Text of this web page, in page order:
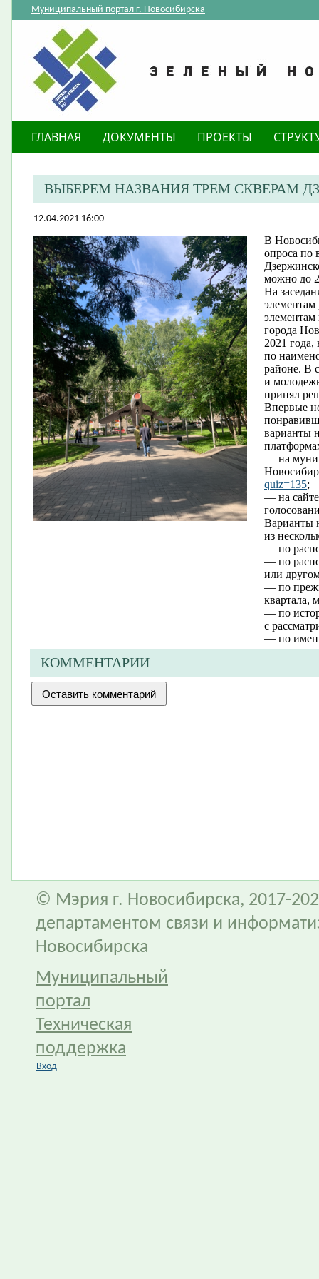
Муниципальный портал г. Новосибирска
ГЛАВНАЯ ДОКУМЕНТЫ ПРОЕКТЫ
ВЫБЕРЕМ НАЗВАНИЯ ТРЕМ СКВЕРАМ
12.04.2021 16:00
В
опроса по
можно до
На
города
2021
по
районе. В
и
принял
Впервые
варианты
— на
quiz=135;
— на сайте
Варианты
из
— по
— по
или
— по
квартала,
— по
с
— по
КОММЕНТАРИИ
© Мэрия г. Новосибирска, 2017-
департаментом связи и
Новосибирска
Муниципальный
портал
Техническая
поддержка
Вход